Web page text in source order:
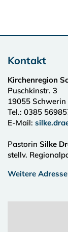
Kontakt
Kirchenregion
Puschkinstr. 3
19055 Schwerin
Tel.: 0385
E-Mail:
Pastorin Silke
stellv.
Weitere